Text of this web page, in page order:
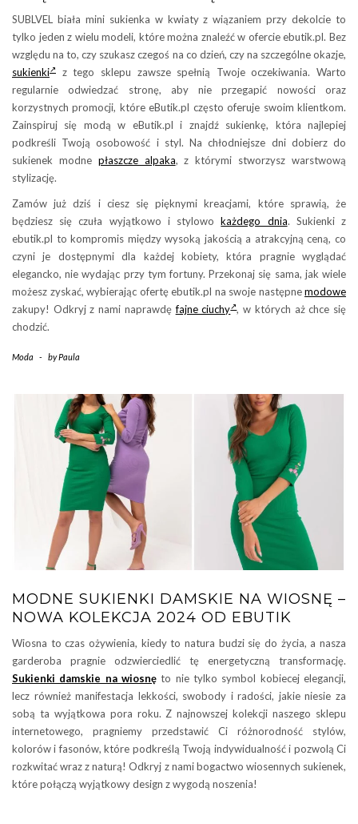
SUBLVEL biała mini sukienka w kwiaty z wiązaniem przy dekolcie to
tylko jeden z wielu modeli, które można znaleźć w ofercie ebutik.pl. Bez
względu na to, czy szukasz czegoś na co dzień, czy na szczególne okazje,
sukienki
z tego sklepu zawsze spełnią Twoje oczekiwania. Warto
regularnie odwiedzać stronę, aby nie przegapić nowości oraz
korzystnych promocji, które eButik.pl często oferuje swoim klientkom.
Zainspiruj się modą w eButik.pl i znajdź sukienkę, która najlepiej
podkreśli Twoją osobowość i styl. Na chłodniejsze dni dobierz do
sukienek modne płaszcze alpaka, z którymi stworzysz warstwową
stylizację.
Zamów już dziś i ciesz się pięknymi kreacjami, które sprawią, że
będziesz się czuła wyjątkowo i stylowokażdego dnia. Sukienki z
ebutik.pl to kompromis między wysoką jakością a atrakcyjną ceną, co
czyni je dostępnymi dla każdej kobiety, która pragnie wyglądać
elegancko, nie wydając przy tym fortuny. Przekonaj się sama, jak wiele
możesz zyskać, wybierając ofertę ebutik.pl na swoje następnemodowe
zakupy! Odkryj z nami naprawdęfajne ciuchy , w których aż chce się
chodzić.
Moda - byPaula
MODNE SUKIENKI DAMSKIE NA WIOSNĘ –
NOWA KOLEKCJA 2024 OD EBUTIK
Wiosna to czas ożywienia, kiedy to natura budzi się do życia, a nasza
garderoba pragnie odzwierciedlić tę energetyczną transformację.
Sukienki damskie na wiosnę to nie tylko symbol kobiecej elegancji,
lecz również manifestacja lekkości, swobody i radości, jakie niesie za
sobą ta wyjątkowa pora roku. Z najnowszej kolekcji naszego sklepu
internetowego, pragniemy przedstawić Ci różnorodność stylów,
kolorów i fasonów, które podkreślą Twoją indywidualność i pozwolą Ci
rozkwitać wraz z naturą! Odkryj z nami bogactwo wiosennych sukienek,
które połączą wyjątkowy design z wygodą noszenia!